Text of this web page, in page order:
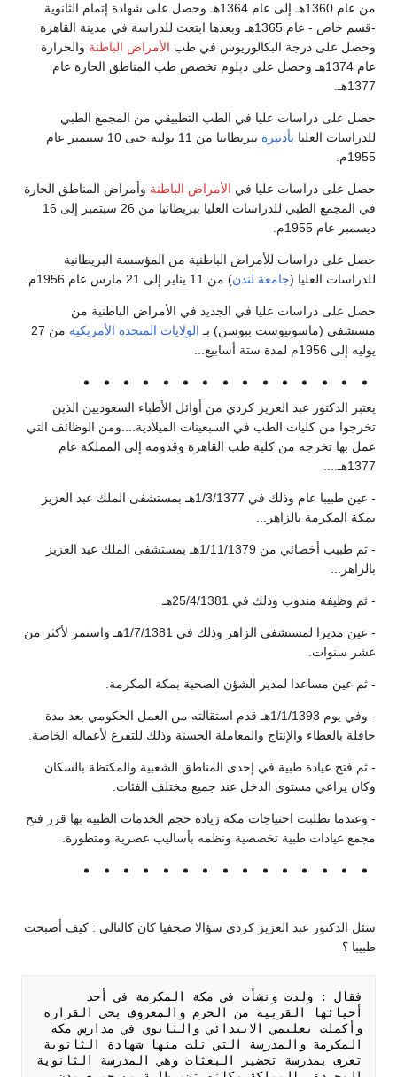
من عام 1360هـ إلى عام 1364هـ وحصل على شهادة إتمام الثانوية
-قسم خاص - عام 1365هـ وبعدها ابتعث للدراسة في مدينة القاهرة
وحصل على درجة البكالوريوس في طب الأمراض الباطنة والحرارة
عام 1374هـ وحصل على دبلوم تخصص طب المناطق الحارة عام
1377هـ.
حصل على دراسات عليا في الطب التطبيقي من المجمع الطبي
للدراسات العليا بأدنبرة
ببريطانيا من 11 يوليه حتى 10 سبتمبر عام
1955م.
حصل على دراسات عليا في الأمراض الباطنة وأمراض المناطق الحارة
في المجمع الطبي للدراسات العليا ببريطانيا من 26 سبتمبر إلى 16
ديسمبر عام 1955م.
حصل على دراسات للأمراض الباطنية من المؤسسة البريطانية
للدراسات العليا (جامعة لندن) من 11 يناير إلى 21 مارس عام 1956م.
حصل على دراسات عليا في الجديد في الأمراض الباطنية من
مستشفى (ماسوتيوست ببوسن) بـ الولايات المتحدة الأمريكية
من 27
يوليه إلى 1956م لمدة ستة أسابيع...
يعتبر الدكتور عبد العزيز كردي من أوائل الأطباء السعوديين الذين
تخرجوا من كليات الطب في السبعينات الميلادية....ومن الوظائف التي
عمل بها تخرجه من كلية طب القاهرة وقدومه إلى المملكة عام
1377هـ....
- عين طبيبا عام وذلك في 1/3/1377هـ بمستشفى الملك عبد العزيز
بمكة المكرمة بالزاهر...
- ثم طبيب أخصائي من 1/11/1379هـ بمستشفى الملك عبد العزيز
بالزاهر...
- ثم وظيفة مندوب وذلك في 25/4/1381هـ
- عين مديرا لمستشفى الزاهر وذلك في 1/7/1381هـ واستمر لأكثر من
عشر سنوات.
- ثم عين مساعدا لمدير الشؤن الصحية بمكة المكرمة.
- وفي يوم 1/1/1393هـ قدم استقالته من العمل الحكومي بعد مدة
حافلة بالعطاء والإنتاج والمعاملة الحسنة وذلك للتفرغ لأعماله الخاصة.
- ثم فتح عيادة طبية في إحدى المناطق الشعبية والمكتظة بالسكان
وكان يراعي مستوى الدخل عند جميع مختلف الفئات.
- وعندما تطلبت احتياجات مكة زيادة حجم الخدمات الطبية بها قرر فتح
مجمع عيادات طبية تخصصية ونظمه بأساليب عصرية ومتطورة.
سئل الدكتور عبد العزيز كردي سؤالا صحفيا كان كالتالي : كيف أصبحت
طبيبا ؟